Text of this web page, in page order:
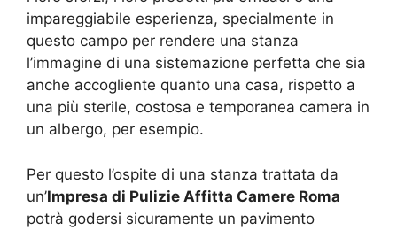
impareggiabile esperienza, specialmente in
questo campo per rendere una stanza
l’immagine di una sistemazione perfetta che sia
anche accogliente quanto una casa, rispetto a
una più sterile, costosa e temporanea camera in
un albergo, per esempio.
Per questo l’ospite di una stanza trattata da
un’Impresa di Pulizie Affitta Camere Roma
potrà godersi sicuramente un pavimento